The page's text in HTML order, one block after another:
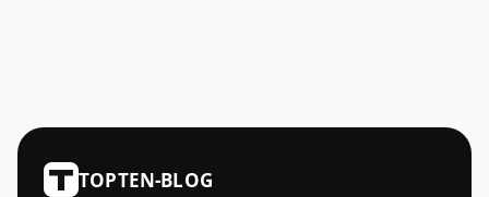
TOPTEN-BLOG